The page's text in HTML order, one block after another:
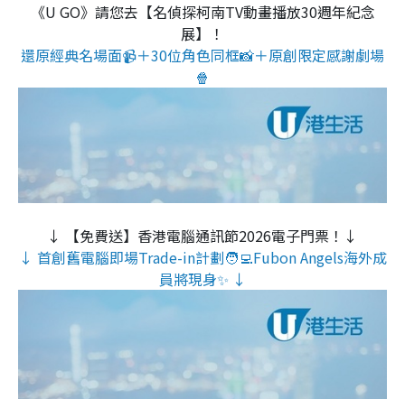
《U GO》請您去【名偵探柯南TV動畫播放30週年紀念
展】！
還原經典名場面📹＋30位角色同框📸＋原創限定感謝劇場
🍿
↓ 【免費送】香港電腦通訊節2026電子門票！↓
↓ 首創舊電腦即場Trade-in計劃🧑‍💻Fubon Angels海外成
員將現身✨ ↓